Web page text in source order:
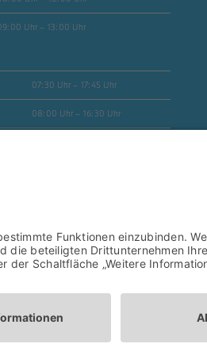
Uhr – 13:00 Uhr
07:30 Uhr – 17:45 Uhr
08:00 Uhr – 16:30 Uhr
08:00 Uhr – 16:30 Uhr
06:00 Uhr – 22:00 Uhr